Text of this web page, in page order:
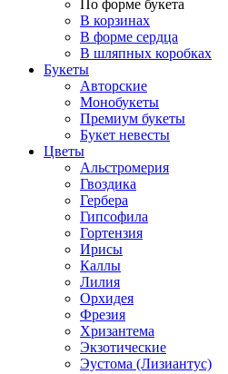
По форме букета
В корзинах
В форме сердца
В шляпных коробках
Букеты
Авторские
Монобукеты
Премиум букеты
Букет невесты
Цветы
Альстромерия
Гвоздика
Гербера
Гипсофила
Гортензия
Ирисы
Каллы
Лилия
Орхидея
Фрезия
Хризантема
Экзотические
Эустома (Лизиантус)